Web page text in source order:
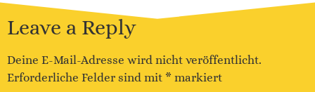
Leave a Reply
Deine E-Mail-Adresse wird nicht veröffentlicht.
Erforderliche Felder sind mit * markiert